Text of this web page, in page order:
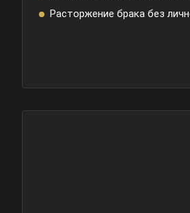
Расторжение брака без